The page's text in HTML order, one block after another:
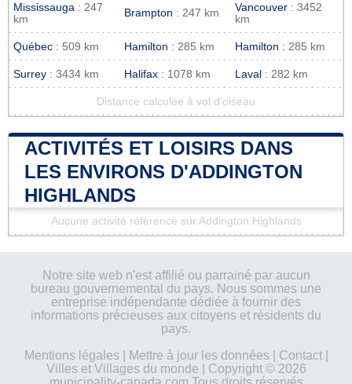
Mississauga : 247
km
Brampton : 247 km Vancouver : 3452
km
Québec : 509 km Hamilton : 285 km Hamilton : 285 km
Surrey : 3434 km Halifax : 1078 km Laval : 282 km
Distance calculée à vol d'oiseau
ACTIVITÉS ET LOISIRS DANS
LES ENVIRONS D'ADDINGTON
HIGHLANDS
Aucune activité référencé sur Addington Highlands
Notre site web n'est affilié ou parrainé par aucun
bureau gouvernemental du pays. Nous sommes une
entreprise indépendante dédiée à fournir des
informations précieuses aux citoyens et résidents du
pays.
Mentions légales| Mettre à jour les données| Contact|
Villes et Villages du monde | Copyright © 2026